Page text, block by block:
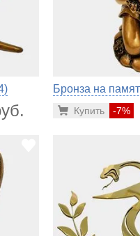
Бронза на
-7%
Купить